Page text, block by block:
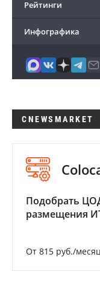
Рейтинги
Инфографика
CNEWSMARKET
Подобрать
размещения
От 815 руб./